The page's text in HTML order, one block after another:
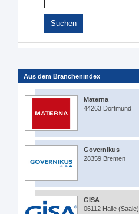
Aus dem Branchenindex
Materna
44263 Dortmund
Governikus
28359 Bremen
GISA
06112 Halle (Saale)